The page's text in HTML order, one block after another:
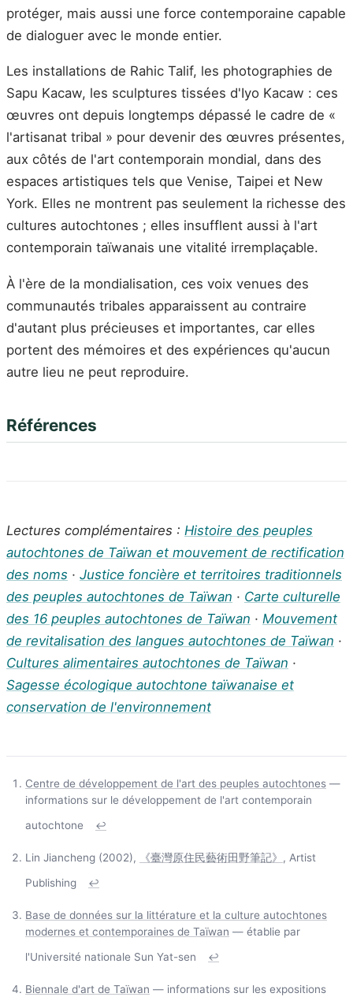
protéger, mais aussi une force contemporaine capable
de dialoguer avec le monde entier.
Les installations de Rahic Talif, les photographies de
Sapu Kacaw, les sculptures tissées d'Iyo Kacaw : ces
œuvres ont depuis longtemps dépassé le cadre de «
l'artisanat tribal » pour devenir des œuvres présentes,
aux côtés de l'art contemporain mondial, dans des
espaces artistiques tels que Venise, Taipei et New
York. Elles ne montrent pas seulement la richesse des
cultures autochtones ; elles insufflent aussi à l'art
contemporain taïwanais une vitalité irremplaçable.
À l'ère de la mondialisation, ces voix venues des
communautés tribales apparaissent au contraire
d'autant plus précieuses et importantes, car elles
portent des mémoires et des expériences qu'aucun
autre lieu ne peut reproduire.
Références
Lectures complémentaires : Histoire des peuples
autochtones de Taïwan et mouvement de rectification
des noms · Justice foncière et territoires traditionnels
des peuples autochtones de Taïwan · Carte culturelle
des 16 peuples autochtones de Taïwan · Mouvement
de revitalisation des langues autochtones de Taïwan ·
Cultures alimentaires autochtones de Taïwan ·
Sagesse écologique autochtone taïwanaise et
conservation de l'environnement
Centre de développement de l'art des peuples autochtones —
informations sur le développement de l'art contemporain
autochtone
↩
Lin Jiancheng (2002), 《臺灣原住民藝術田野筆記》 , Artist
Publishing
↩
Base de données sur la littérature et la culture autochtones
modernes et contemporaines de Taïwan — établie par
l'Université nationale Sun Yat-sen
↩
Biennale d'art de Taïwan — informations sur les expositions